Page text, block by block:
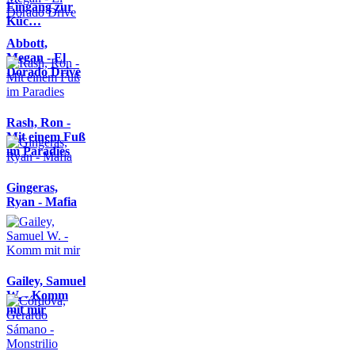
Eingang zur
Küc…
Abbott,
Megan - El
Dorado Drive
Rash, Ron -
Mit einem Fuß
im Paradies
Gingeras,
Ryan - Mafia
Gailey, Samuel
W. - Komm
mit mir